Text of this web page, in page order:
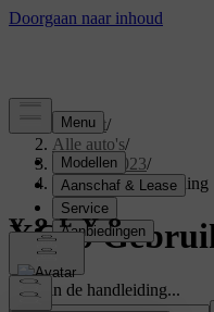
Support/
Alle auto's/
XC60 2023/
Gebruikershandleiding
XC60
Zoek in de handleiding...